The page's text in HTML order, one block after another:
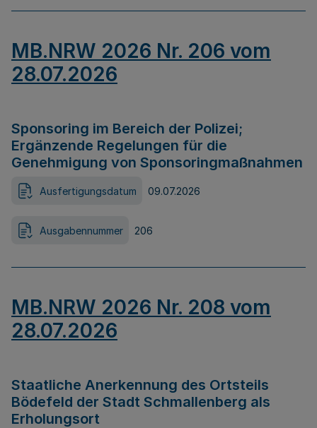
MB.NRW 2026 Nr. 206 vom
28.07.2026
Sponsoring im Bereich der Polizei;
Ergänzende Regelungen für die
Genehmigung von Sponsoringmaßnahmen
Ausfertigungsdatum 09.07.2026
Ausgabennummer 206
MB.NRW 2026 Nr. 208 vom
28.07.2026
Staatliche Anerkennung des Ortsteils
Bödefeld der Stadt Schmallenberg als
Erholungsort